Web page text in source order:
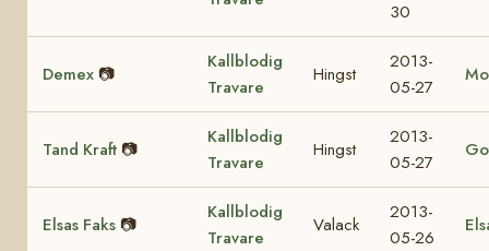
30
Demex 📷
Kallblodig
Travare
Hingst
2013-
05-27
Tand Kraft 📷
Kallblodig
Travare
Hingst
2013-
05-27
Elsas Faks 📷
Kallblodig
Travare
Valack
2013-
05-26